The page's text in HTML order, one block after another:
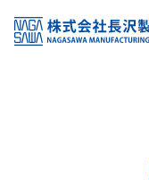
KSS加盟店・取扱店情
店舗一覧